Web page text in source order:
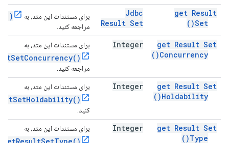
get Result
Set(
)
Jdbc
Result Set
برای مستندات این متد، به
مراجعه کنید.
get Result Set
Concurrency(
)
Integer برای مستندات این متد، به
مراجعه کنید.
get Result Set
Holdability(
)
Integer برای مستندات این متد، به
کنید.
get Result Set
Type(
)
Integer برای مستندات این متد، به